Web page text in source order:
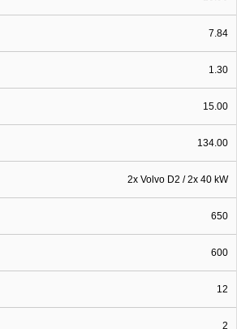
7.84
1.30
15.00
134.00
2x Volvo D2 / 2x 40 kW
650
600
12
2